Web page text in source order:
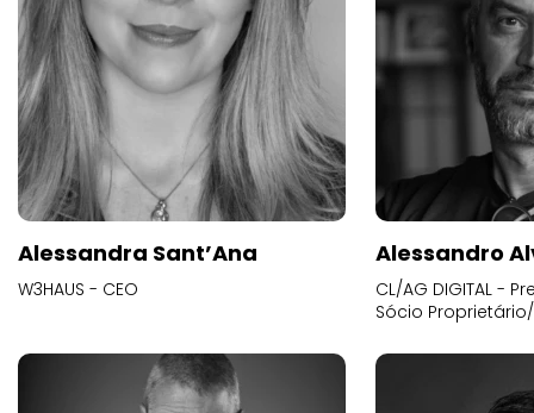
Alessandra Sant’Ana
W3HAUS - CEO
Alessandro
CL/AG DIGITAL -
Sócio